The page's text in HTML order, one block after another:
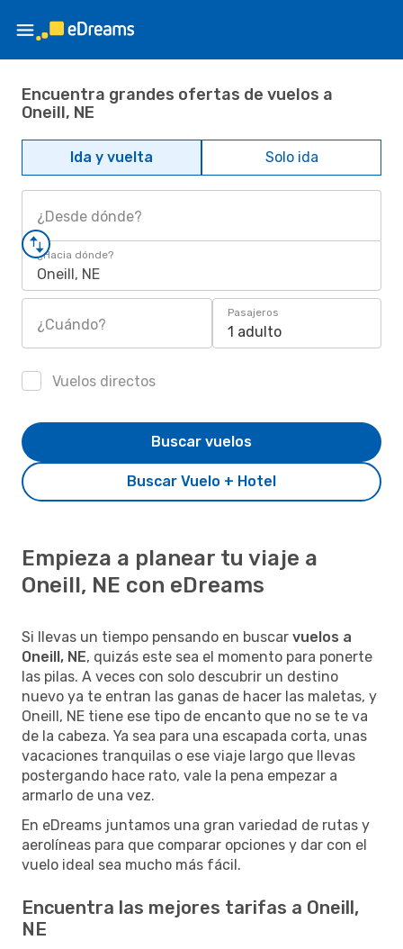
Encuentra grandes ofertas de vuelos a
Oneill, NE
Ida y vuelta Solo ida
¿Desde dónde?
¿Hacia dónde?
Oneill, NE
¿Cuándo?
Pasajeros
1 adulto
Vuelos directos
Buscar Vuelo + Hotel
Buscar vuelos
Empieza a planear tu viaje a
Oneill, NE con eDreams
Si llevas un tiempo pensando en buscar vuelos a
Oneill, NE, quizás este sea el momento para ponerte
las pilas. A veces con solo descubrir un destino
nuevo ya te entran las ganas de hacer las maletas, y
Oneill, NE tiene ese tipo de encanto que no se te va
de la cabeza. Ya sea para una escapada corta, unas
vacaciones tranquilas o ese viaje largo que llevas
postergando hace rato, vale la pena empezar a
armarlo de una vez.
En eDreams juntamos una gran variedad de rutas y
aerolíneas para que comparar opciones y dar con el
vuelo ideal sea mucho más fácil.
Encuentra las mejores tarifas a Oneill,
NE